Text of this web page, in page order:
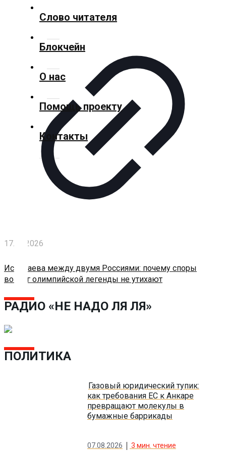
Спорт
Культура
Технологии
Экономика
Слово
читателя
О
Слово читателя
Блокчейн
О нас
Помощь проекту
Контакты
17.06.2026
Исинбаева между двумя Россиями: почему споры
вокруг олимпийской легенды не утихают
РАДИО «НЕ НАДО ЛЯ ЛЯ»
ПОЛИТИКА
Газовый юридический тупик:
как требования ЕС к Анкаре
превращают молекулы в
бумажные баррикады
07.08.2026 3 мин. чтение